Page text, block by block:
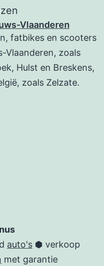
Vlaanderen
fatbikes en scooters
Vlaanderen, zoals
Hulst en Breskens,
zoals Zelzate.
auto's ⬢ verkoop
met garantie